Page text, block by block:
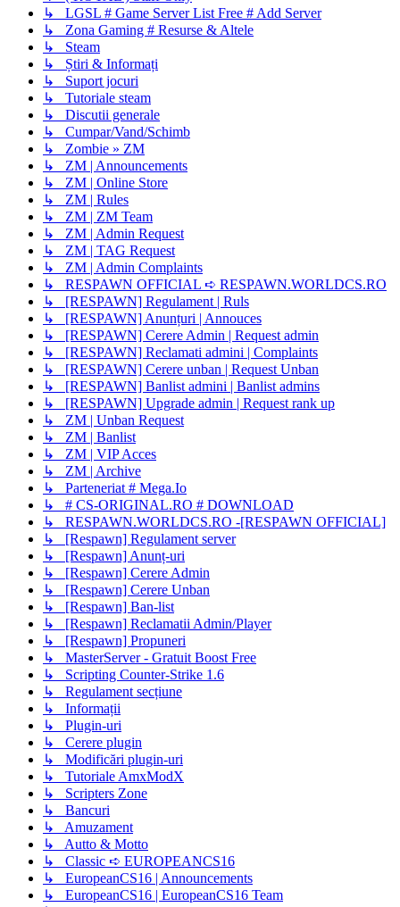
↳ LGSL # Game Server List Free # Add Server
↳ Zona Gaming # Resurse & Altele
↳ Steam
↳ Știri & Informați
↳ Suport jocuri
↳ Tutoriale steam
↳ Discutii generale
↳ Cumpar/Vand/Schimb
↳ Zombie » ZM
↳ ZM | Announcements
↳ ZM | Online Store
↳ ZM | Rules
↳ ZM | ZM Team
↳ ZM | Admin Request
↳ ZM | TAG Request
↳ ZM | Admin Complaints
↳ RESPAWN OFFICIAL ➪ RESPAWN.WORLDCS.RO
↳ [RESPAWN] Regulament | Ruls
↳ [RESPAWN] Anunțuri | Annouces
↳ [RESPAWN] Cerere Admin | Request admin
↳ [RESPAWN] Reclamati admini | Complaints
↳ [RESPAWN] Cerere unban | Request Unban
↳ [RESPAWN] Banlist admini | Banlist admins
↳ [RESPAWN] Upgrade admin | Request rank up
↳ ZM | Unban Request
↳ ZM | Banlist
↳ ZM | VIP Acces
↳ ZM | Archive
↳ Parteneriat # Mega.Io
↳ # CS-ORIGINAL.RO # DOWNLOAD
↳ RESPAWN.WORLDCS.RO -[RESPAWN OFFICIAL]
↳ [Respawn] Regulament server
↳ [Respawn] Anunț-uri
↳ [Respawn] Cerere Admin
↳ [Respawn] Cerere Unban
↳ [Respawn] Ban-list
↳ [Respawn] Reclamatii Admin/Player
↳ [Respawn] Propuneri
↳ MasterServer - Gratuit Boost Free
↳ Scripting Counter-Strike 1.6
↳ Regulament secțiune
↳ Informații
↳ Plugin-uri
↳ Cerere plugin
↳ Modificări plugin-uri
↳ Tutoriale AmxModX
↳ Scripters Zone
↳ Bancuri
↳ Amuzament
↳ Autto & Motto
↳ Classic ➪ EUROPEANCS16
↳ EuropeanCS16 | Announcements
↳ EuropeanCS16 | EuropeanCS16 Team